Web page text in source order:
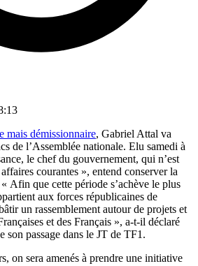
mais démissionnaire, Gabriel Attal va
de l’Assemblée nationale. Elu samedi à
le chef du gouvernement, qui n’est
courantes », entend conserver la
Afin que cette période s’achève le plus
aux forces républicaines de
un rassemblement autour de projets et
et des Français », a-t-il déclaré
son passage dans le JT de TF1.
on sera amenés à prendre une initiative